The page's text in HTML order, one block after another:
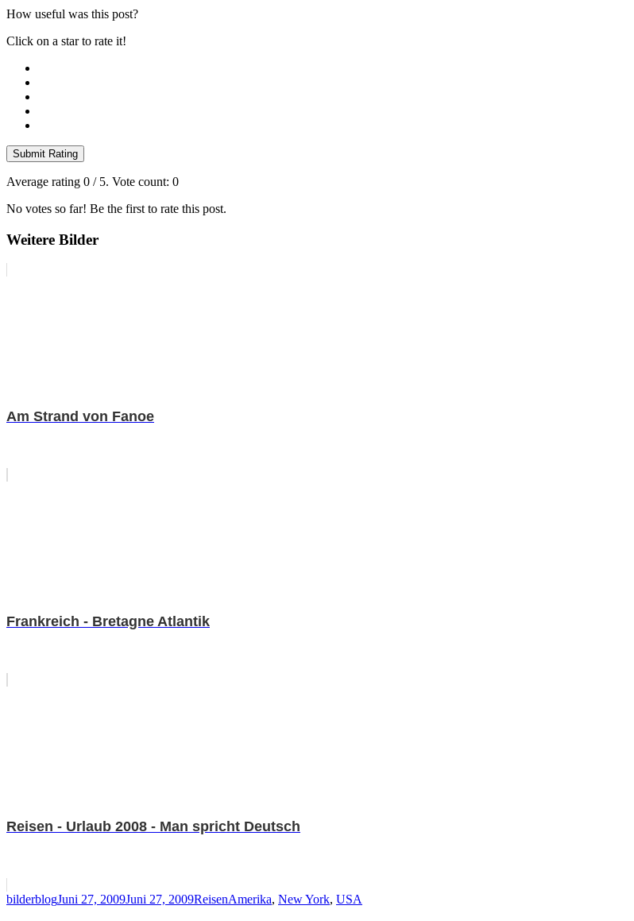
How useful was this post?
Click on a star to rate it!
Submit Rating
Average rating 0 / 5. Vote count: 0
No votes so far! Be the first to rate this post.
Weitere Bilder
Am Strand von Fanoe
Frankreich - Bretagne Atlantik
Reisen - Urlaub 2008 - Man spricht Deutsch
Autor
bilderblogVeröffentlicht
Juni 27, 2009Juni 27, 2009Kategorien
ReisenSchlagwörter
Amerika, New York, USA